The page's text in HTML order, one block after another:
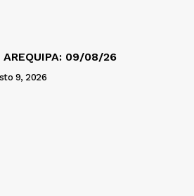
AREQUIPA: 09/08/26
9, 2026